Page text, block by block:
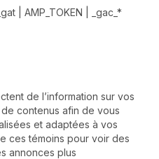
| AMP_TOKEN | _gac_*
de l’information sur vos
contenus afin de vous
et adaptées à vos
ces témoins pour voir des
annonces plus